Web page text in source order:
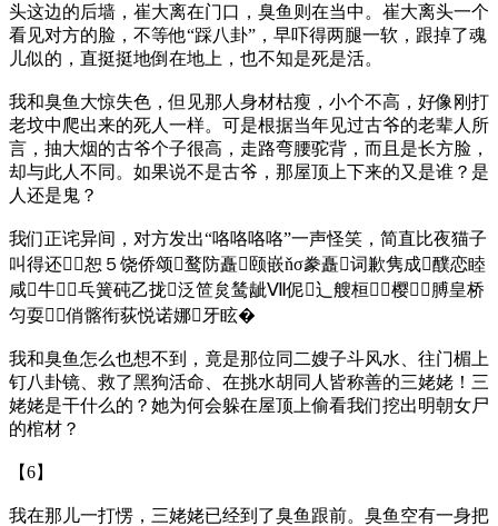
头这边的后墙，崔大离在门口，臭鱼则在当中。崔大离头一个
看见对方的脸，不等他“踩八卦”，早吓得两腿一软，跟掉了魂
儿似的，直挺挺地倒在地上，也不知是死是活。
我和臭鱼大惊失色，但见那人身材枯瘦，小个不高，好像刚打
老坟中爬出来的死人一样。可是根据当年见过古爷的老辈人所
言，抽大烟的古爷个子很高，走路弯腰驼背，而且是长方脸，
却与此人不同。如果说不是古爷，那屋顶上下来的又是谁？是
人还是鬼？
我们正诧异间，对方发出“咯咯咯咯”一声怪笑，简直比夜猫子
叫得还恕５饶侨颂鹜防矗颐嵌ňσ豢矗词歉隽成醭恋睦
咸牛┳乓簧砘乙拢泛笸炱鸶龇Ⅶ伲辶艘桓⒆樱膊皇桥
匀耍俏髂衔荻悦诺娜牙眩�
我和臭鱼怎么也想不到，竟是那位同二嫂子斗风水、往门楣上
钉八卦镜、救了黑狗活命、在挑水胡同人皆称善的三姥姥！三
姥姥是干什么的？她为何会躲在屋顶上偷看我们挖出明朝女尸
的棺材？
【6】
我在那儿一打愣，三姥姥已经到了臭鱼跟前。臭鱼空有一身把